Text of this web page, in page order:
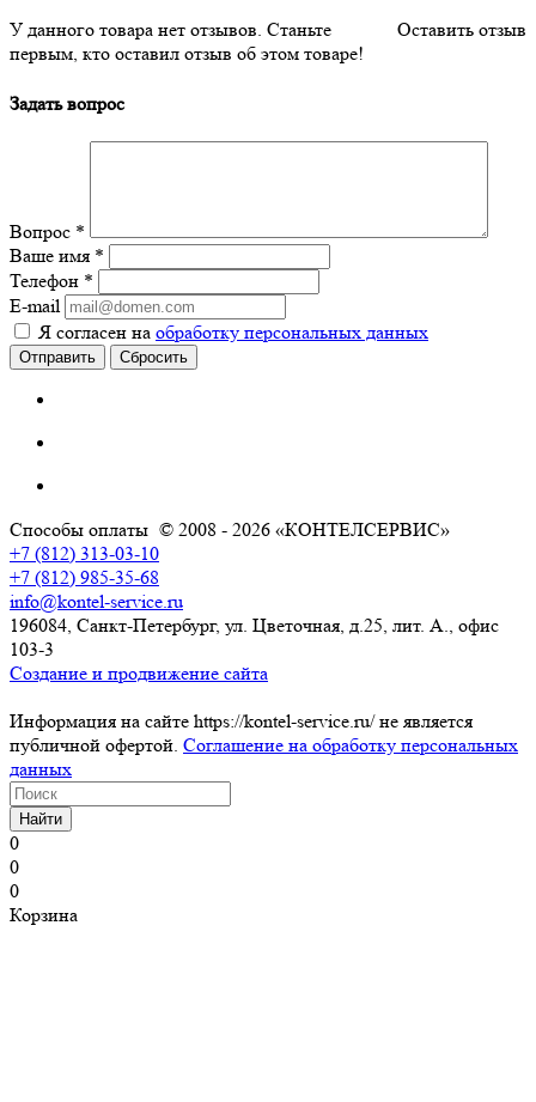
Оставить отзыв
У данного товара нет отзывов. Станьте
первым, кто оставил отзыв об этом товаре!
Задать вопрос
Вопрос *
Ваше имя *
Телефон *
E-mail
Я согласен на обработку персональных данных
Сбросить
Способы оплаты © 2008 - 2026 «КОНТЕЛСЕРВИС»
+7 (812) 313-03-10
+7 (812) 985-35-68
info@kontel-service.ru
196084, Санкт-Петербург, ул. Цветочная, д.25, лит. А., офис
103-3
Создание и продвижение сайта
Информация на сайте https://kontel-service.ru/ не является
публичной офертой. Соглашение на обработку персональных
данных
Найти
0
0
0
Корзина